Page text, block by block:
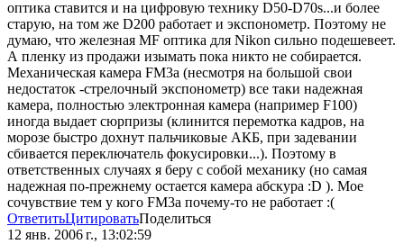
оптика ставится и на цифровую технику D50-D70s...и более
старую, на том же D200 работает и экспонометр. Поэтому не
думаю, что железная MF оптика для Nikon сильно подешевеет.
А пленку из продажи изымать пока никто не собирается.
Механическая камера FM3a (несмотря на большой свои
недостаток -стрелочный экспонометр) все таки надежная
камера, полностью электронная камера (например F100)
иногда выдает сюрпризы (клинится перемотка кадров, на
морозе быстро дохнут пальчиковые АКБ, при задевании
сбивается переключатель фокусировки...). Поэтому в
ответственных случаях я беру с собой механику (но самая
надежная по-прежнему остается камера абскура :D ). Мое
сочувствие тем у кого FM3a почему-то не работает :(
ОтветитьЦитироватьПоделиться
12 янв. 2006 г., 13:02:59